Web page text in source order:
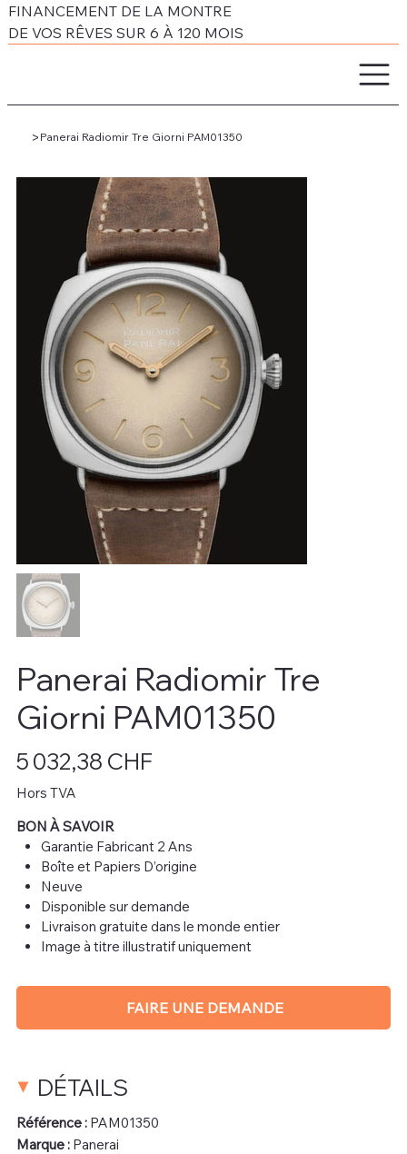
FINANCEMENT DE LA MONTRE
DE VOS RÊVES SUR 6 À 120 MOIS
> Panerai Radiomir Tre Giorni PAM01350
Panerai Radiomir Tre
Giorni PAM01350
5 032,38 CHF
Hors TVA
BON À SAVOIR
Garantie Fabricant 2 Ans
Boîte et Papiers D’origine
Neuve
Disponible sur demande
Livraison gratuite dans le monde entier
Image à titre illustratif uniquement
FAIRE UNE DEMANDE
DÉTAILS
Référence :PAM01350
Marque : Panerai